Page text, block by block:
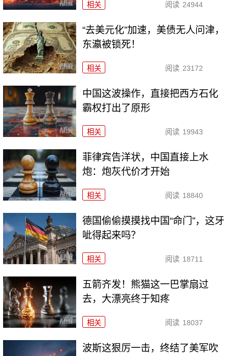
相关 阅读 24944
“去美元化”加速，美债无人问津，
东瀛被锁死！
相关 阅读 23172
中国这波操作，直接把西方石化
霸权打出了原形
相关 阅读 19943
菲律宾告洋状，中国直接上水
炮：炮灰代价才开始
相关 阅读 18840
德国偷偷摸摸找中国“命门”，这牙
呲得起来吗？
相关 阅读 18711
五箭齐发！熊猫这一巴掌扇过
去，大漂亮终于知疼
相关 阅读 18037
波斯这狠厉一击，终结了美军吹